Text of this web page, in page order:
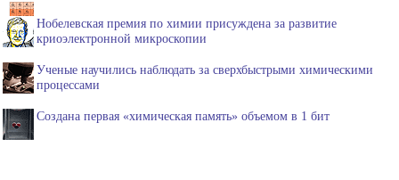
Нобелевская премия по химии присуждена за развитие
криоэлектронной микроскопии
Ученые научились наблюдать за сверхбыстрыми химическими
процессами
Создана первая «химическая память» объемом в 1 бит